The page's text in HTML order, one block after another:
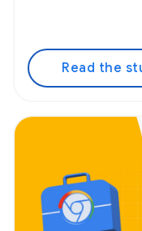
Read the